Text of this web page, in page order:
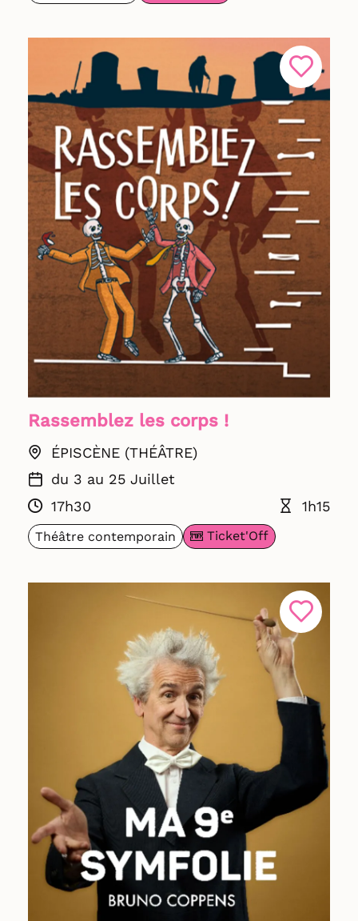
Rassemblez les corps !
ÉPISCÈNE (THÉÂTRE)
du 3 au 25 Juillet
17h30
1h15
Théâtre contemporain Ticket'Off